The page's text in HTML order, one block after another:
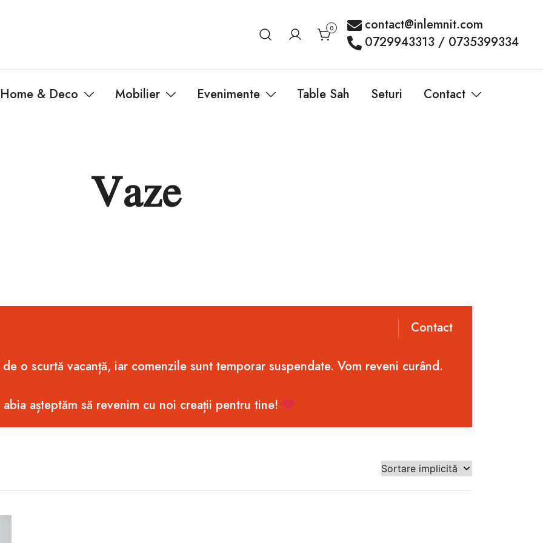
0
contact@inlemnit.com
0729943313 / 0735399334
Home & Deco Mobilier Evenimente Table Sah Seturi Contact
Vaze
Contact
o scurtă vacanță, iar comenzile sunt temporar suspendate. Vom reveni curând.
așteptăm să revenim cu noi creații pentru tine!